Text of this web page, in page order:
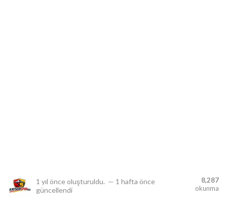
1 yıl önce oluşturuldu. — 1 hafta önce
güncellendi
8,287
okunma